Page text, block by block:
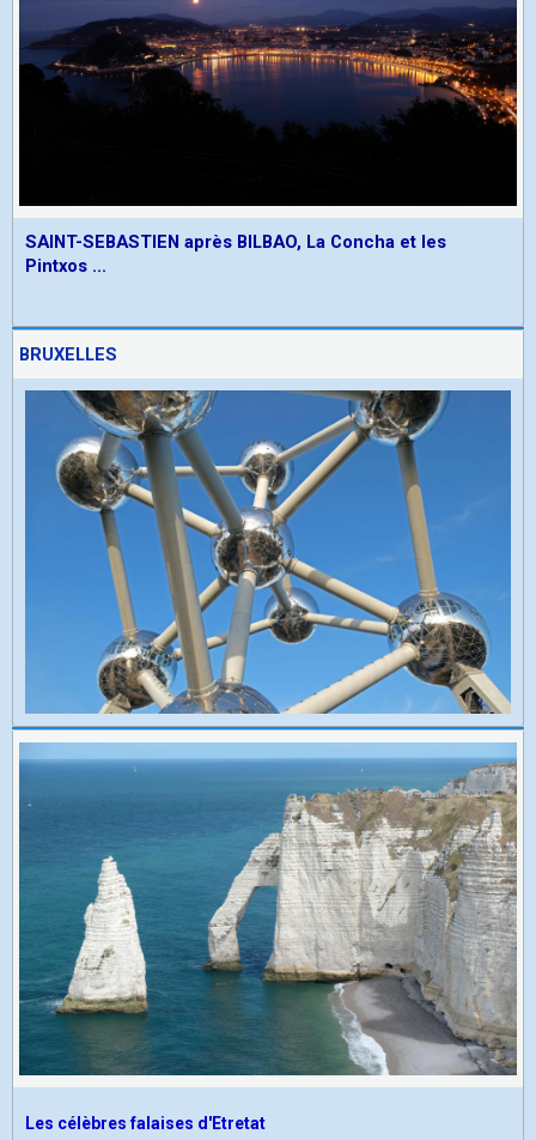
SAINT-SEBASTIEN après BILBAO, La Concha et les
Pintxos ...
BRUXELLES
Les célèbres falaises d'Etretat